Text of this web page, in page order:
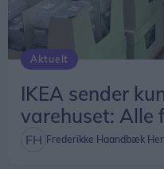
Aktuelt
IKEA sender
varehuset: Alle
Frederikke Haandbæk